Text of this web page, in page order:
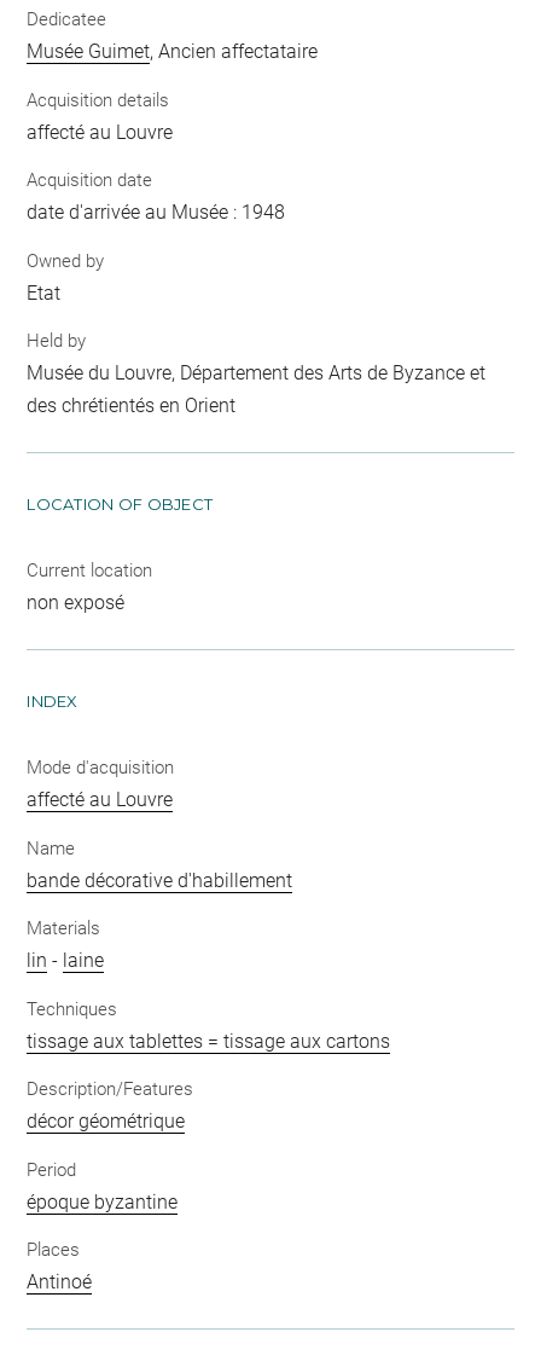
Dedicatee
Musée Guimet, Ancien affectataire
Acquisition details
affecté au Louvre
Acquisition date
date d'arrivée au Musée : 1948
Owned by
Etat
Held by
Musée du Louvre, Département des Arts de Byzance et
des chrétientés en Orient
LOCATION OF OBJECT
Current location
non exposé
INDEX
Mode d'acquisition
affecté au Louvre
Name
bande décorative d'habillement
Materials
lin - laine
Techniques
tissage aux tablettes = tissage aux cartons
Description/Features
décor géométrique
Period
époque byzantine
Places
Antinoé